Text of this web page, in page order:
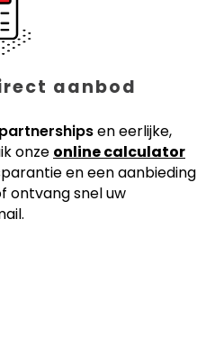
aanbod
en eerlijke,
onze online calculator
en een aanbieding
ontvang snel uw